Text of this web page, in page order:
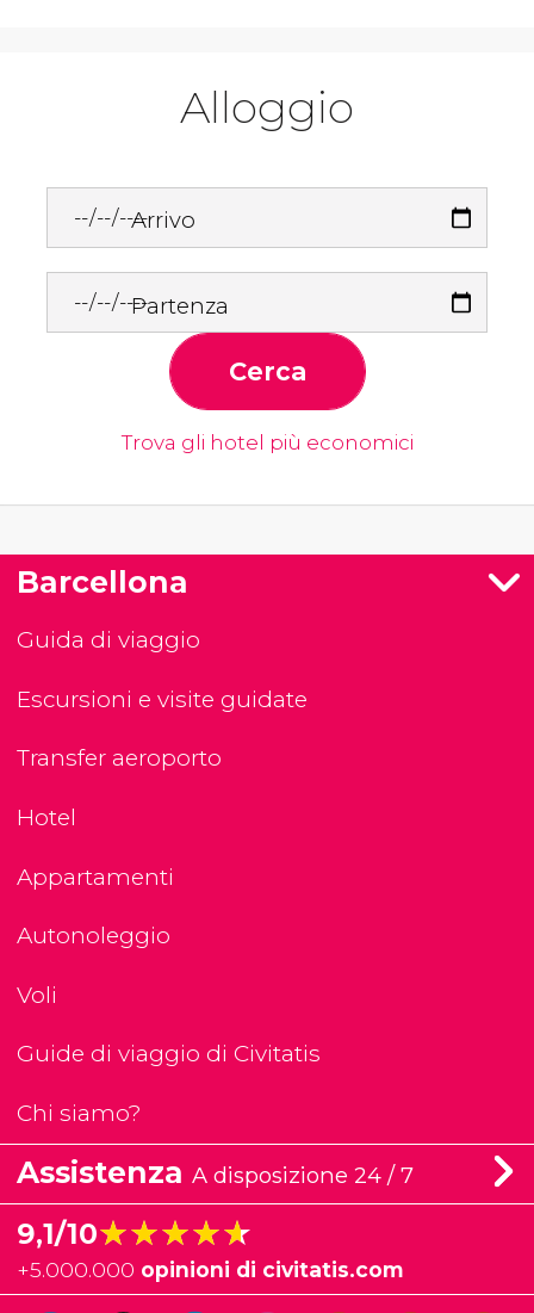
Alloggio
Arrivo
Partenza
Cerca
Trova gli hotel più economici
Barcellona
Guida di viaggio
Escursioni e visite guidate
Transfer aeroporto
Hotel
Appartamenti
Autonoleggio
Voli
Guide di viaggio di Civitatis
Chi siamo?
Assistenza A disposizione 24 / 7
9,1/10★★★★★
★★★★★
+5.000.000 opinioni di civitatis.com